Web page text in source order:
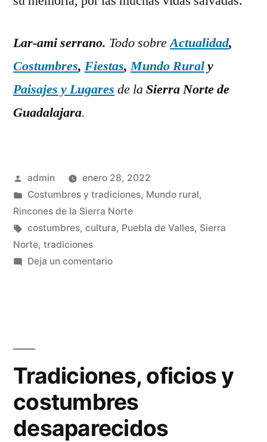
Lar-ami serrano. Todo sobreActualidad,
Costumbres, Fiestas,Mundo Ruraly
Paisajes y Lugares de la Sierra Norte de
Guadalajara.
Publicado
por
admin
enero 28, 2022
Publicado
en
Costumbres y tradiciones, Mundo rural,
Rincones de la Sierra Norte
Etiquetas:
costumbres, cultura, Puebla de Valles, Sierra
Norte, tradiciones
Deja un comentarioen
Tradiciones, oficios y
costumbres
desaparecidos